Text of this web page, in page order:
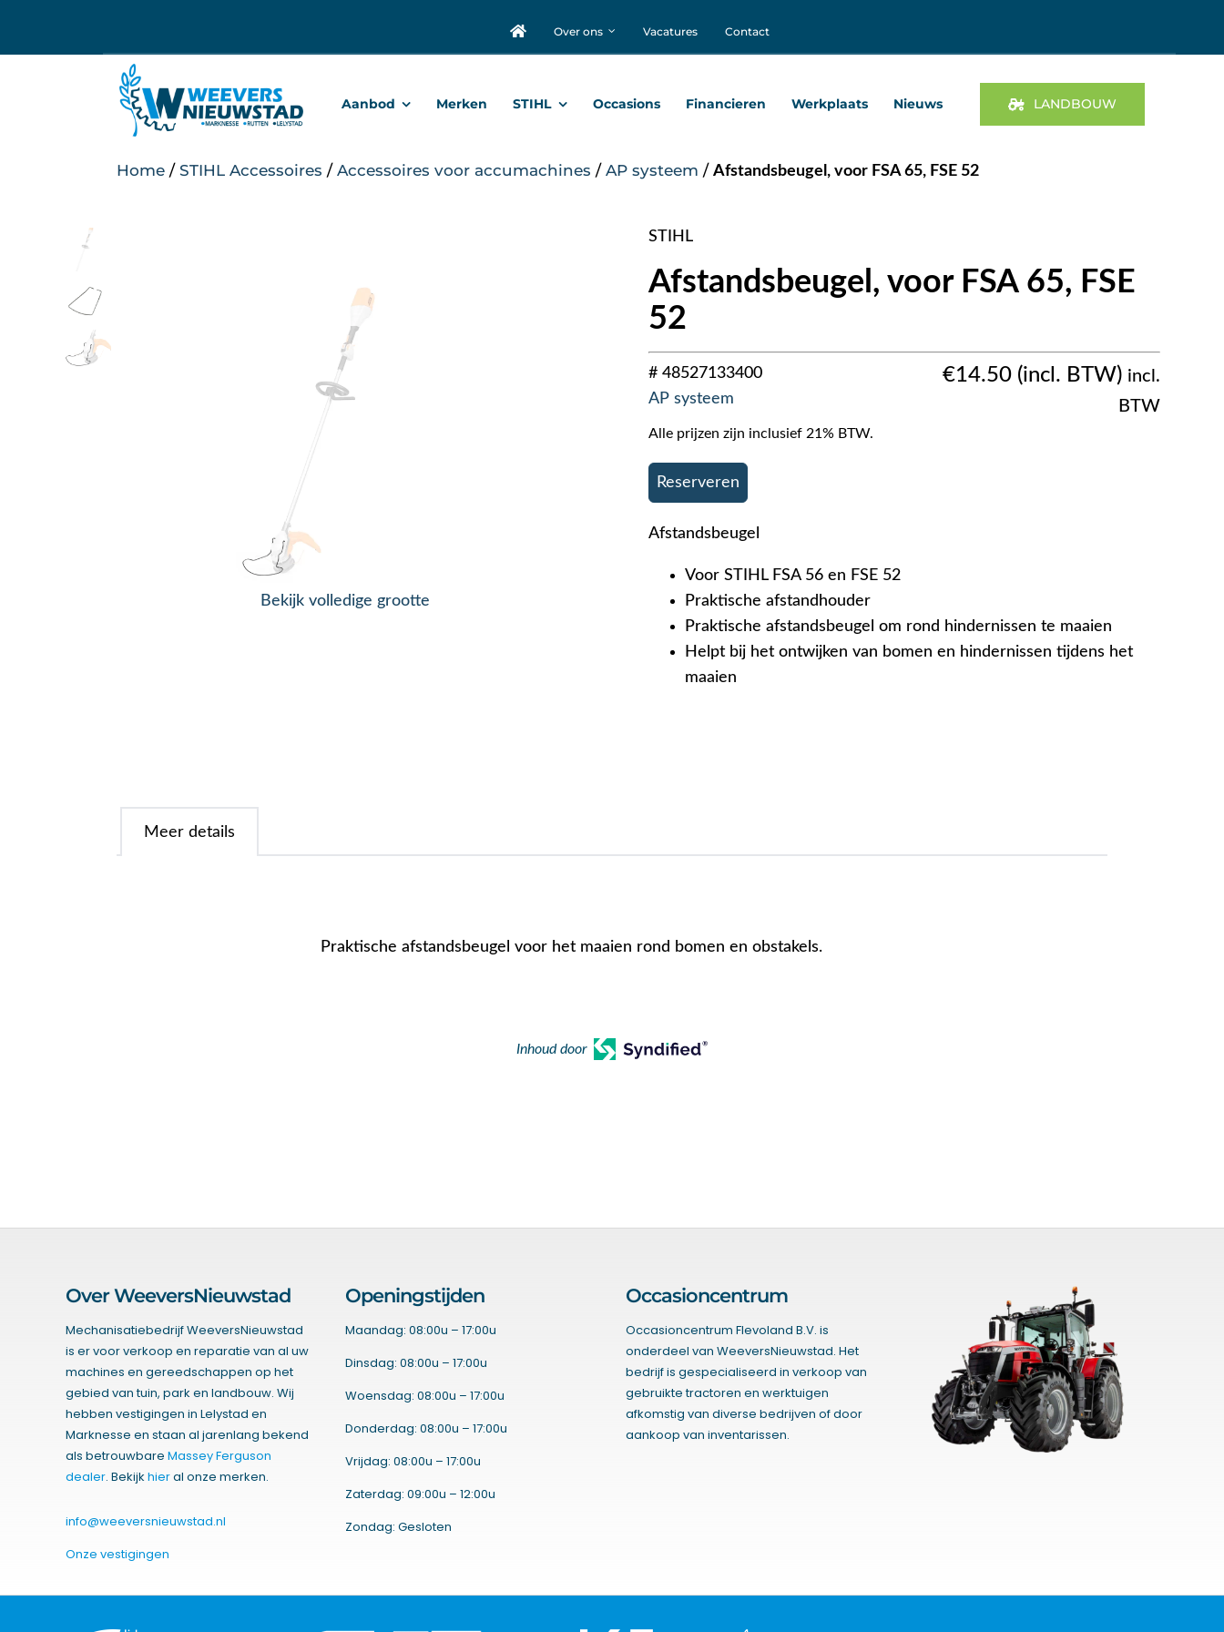
Over ons Vacatures Contact
Aanbod Merken STIHL Occasions Financieren Werkplaats Nieuws LANDBOUW
Home / STIHL Accessoires / Accessoires voor accumachines / AP systeem / Afstandsbeugel, voor FSA 65, FSE 52
Bekijk volledige grootte
STIHL
Afstandsbeugel, voor FSA 65, FSE
52
# 48527133400
AP systeem
€14.50
incl.
BTW
Alle prijzen zijn inclusief 21% BTW.
Reserveren
Afstandsbeugel
Voor STIHL FSA 56 en FSE 52
Praktische afstandhouder
Praktische afstandsbeugel om rond hindernissen te maaien
Helpt bij het ontwijken van bomen en hindernissen tijdens het
maaien
Meer details
Praktische afstandsbeugel voor het maaien rond bomen en obstakels.
Inhoud door
Over WeeversNieuwstad
Mechanisatiebedrijf WeeversNieuwstad
is er voor verkoop en reparatie van al uw
machines en gereedschappen op het
gebied van tuin, park en landbouw. Wij
hebben vestigingen in Lelystad en
Marknesse en staan al jarenlang bekend
als betrouwbare Massey Ferguson
dealer. Bekijkhieral onze merken.
info@weeversnieuwstad.nl
Onze vestigingen
Openingstijden
Maandag: 08:00u – 17:00u
Dinsdag: 08:00u – 17:00u
Woensdag: 08:00u – 17:00u
Donderdag: 08:00u – 17:00u
Vrijdag: 08:00u – 17:00u
Zaterdag: 09:00u – 12:00u
Zondag: Gesloten
Occasioncentrum
Occasioncentrum Flevoland B.V. is
onderdeel van WeeversNieuwstad. Het
bedrijf is gespecialiseerd in verkoop van
gebruikte tractoren en werktuigen
afkomstig van diverse bedrijven of door
aankoop van inventarissen.